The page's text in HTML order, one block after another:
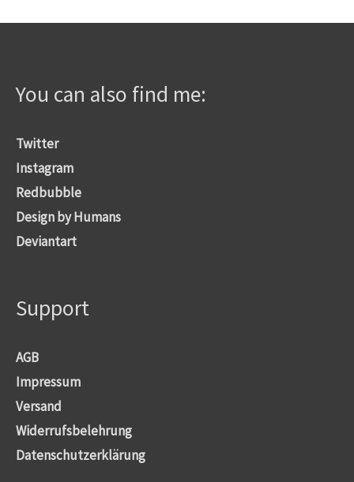
You can also find me:
Twitter
Instagram
Redbubble
Design by Humans
Deviantart
Support
AGB
Impressum
Versand
Widerrufsbelehrung
Datenschutzerklärung